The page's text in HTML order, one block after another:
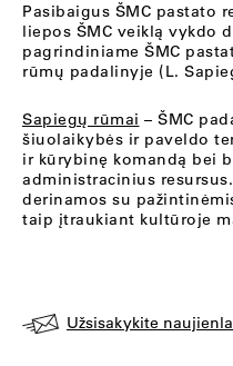
Pasibaigus ŠMC pastato
liepos ŠMC veiklą vykdo
pagrindiniame ŠMC
rūmų padalinyje (L.
Sapiegų rūmai – ŠMC
šiuolaikybės ir paveldo
ir kūrybinę komandą bei
administracinius
derinamos su
taip įtraukiant kultūroje
Užsisakykite